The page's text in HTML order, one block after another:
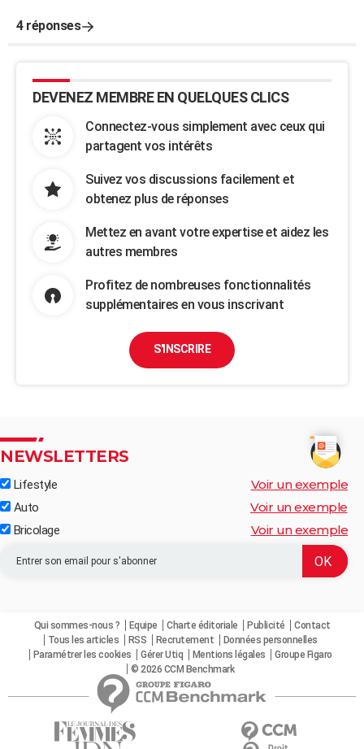
4 réponses
DEVENEZ MEMBRE EN QUELQUES CLICS
Connectez-vous simplement avec ceux qui
partagent vos intérêts
Suivez vos discussions facilement et
obtenez plus de réponses
Mettez en avant votre expertise et aidez les
autres membres
Profitez de nombreuses fonctionnalités
supplémentaires en vous inscrivant
S'INSCRIRE
NEWSLETTERS
Lifestyle Voir un exemple
Auto Voir un exemple
Bricolage Voir un exemple
Qui sommes-nous ? Equipe Charte éditoriale Publicité
Contact
Tous les articles
RSS Recrutement
Données personnelles
Paramétrer les cookies
Gérer Utiq Mentions légales
Groupe Figaro
© 2026 CCM Benchmark